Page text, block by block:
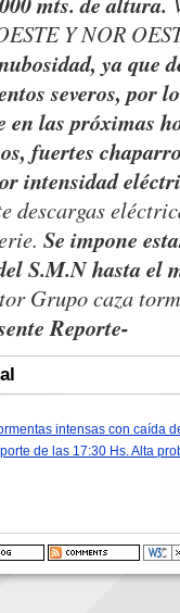
Y NOR
ya que
severos, por
las próximas
fuertes
intensidad
descargas
Se impone
S.M.N hasta el
Grupo caza
Reporte-
intensas con caída
de las 17:30 Hs. Alta